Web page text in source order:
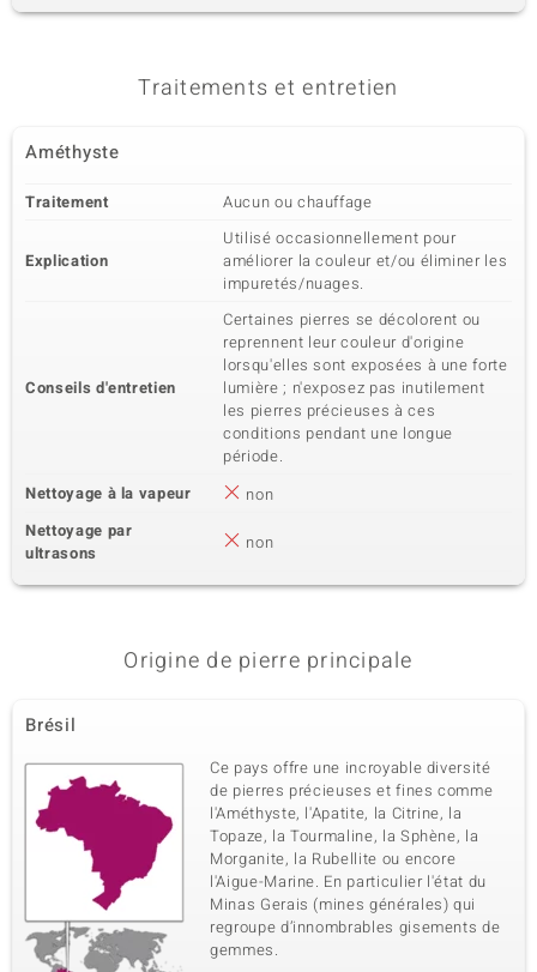
Traitements et entretien
Améthyste
Traitement Aucun ou chauffage
Explication
Utilisé occasionnellement pour
améliorer la couleur et/ou éliminer les
impuretés/nuages.
Conseils d'entretien
Certaines pierres se décolorent ou
reprennent leur couleur d'origine
lorsqu'elles sont exposées à une forte
lumière ; n'exposez pas inutilement
les pierres précieuses à ces
conditions pendant une longue
période.
Nettoyage à la vapeur
non
Nettoyage par
ultrasons
non
Origine de pierre principale
Brésil
Ce pays offre une incroyable diversité
de pierres précieuses et fines comme
l'Améthyste, l'Apatite, la Citrine, la
Topaze, la Tourmaline, la Sphène, la
Morganite, la Rubellite ou encore
l'Aigue-Marine. En particulier l'état du
Minas Gerais (mines générales) qui
regroupe d’innombrables gisements de
gemmes.